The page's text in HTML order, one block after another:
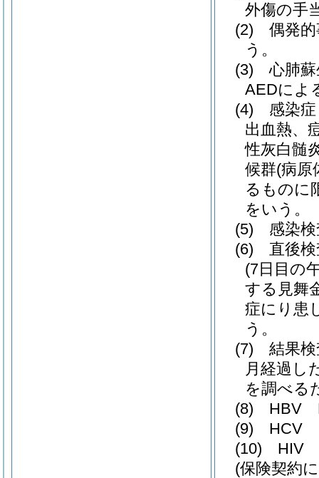
外傷の手
(2)
偶発
う。
(3)
心肺
AEDによ
(4)
感染
出血熱、
性灰白髄
候群(病原
るものに
をいう。
(5)
感染
(6)
直後
(7日目の
する見舞
症にり患
う。
(7)
結果
月経過し
を調べる
(8)
HBV
(9)
HCV
(10)
HIV
(保険契約